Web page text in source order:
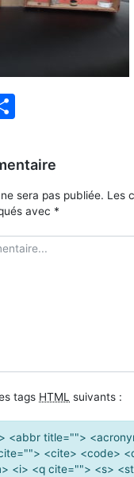
sera pas publiée. Les
avec *
tags HTML suivants :
<abbr title="">
<cite> <code>
<i> <q cite=""> <s>